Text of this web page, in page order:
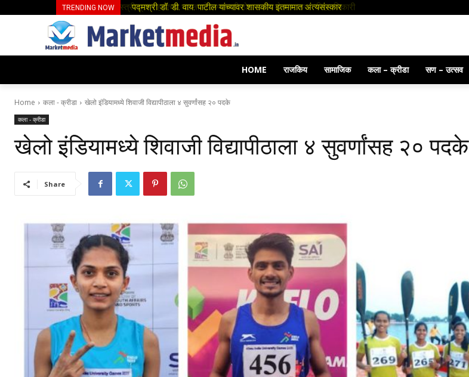
TRENDING NOW बिहारच्या राज्यपाल भवनात डी. वाय. पाटील यांना श्रद्धांजली
पद्मश्री डॉ. डी. वाय. पाटील यांच्यावर शासकीय इतमामात अंत्यसंस्कार
HOME राजकिय सामाजिक कला – क्रीडा सण – उत्सव
Home कला - क्रीडा खेलो इंडियामध्ये शिवाजी विद्यापीठाला ४ सुवर्णांसह २० पदके
कला - क्रीडा
खेलो इंडियामध्ये शिवाजी विद्यापीठाला ४ सुवर्णांसह २० पदके
Share